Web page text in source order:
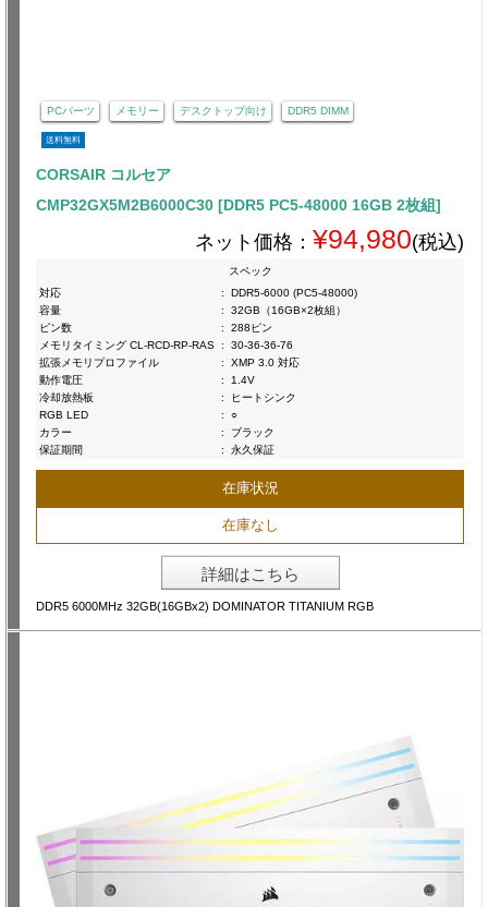
PCパーツ メモリー デスクトップ向け DDR5 DIMM
送料無料
CORSAIR コルセア
CMP32GX5M2B6000C30 [DDR5 PC5-48000 16GB 2枚組]
ネット価格： ¥94,980(税込)
スペック
対応
:
DDR5-6000 (PC5-48000)
容量
:
32GB（16GB×2枚組）
ピン数
:
288ピン
メモリタイミング CL-RCD-RP-RAS :
30-36-36-76
拡張メモリプロファイル
:
XMP 3.0 対応
動作電圧
:
1.4V
冷却放熱板
:
ヒートシンク
RGB LED
:
○
カラー
:
ブラック
保証期間
: 永久保証
在庫状況
在庫なし
詳細はこちら
DDR5 6000MHz 32GB(16GBx2) DOMINATOR TITANIUM RGB